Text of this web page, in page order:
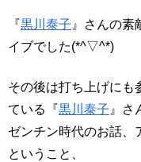
『黒川泰子 』さんの素
イブでした(*^▽^*)
その後は打ち上げにも
ている『黒川泰子 』さ
ゼンチン時代のお話、
ということ、